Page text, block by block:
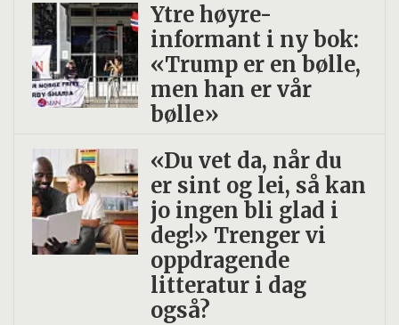
Ytre høyre-
informant i ny bok:
«Trump er en bølle,
men han er vår
bølle»
«Du vet da, når du
er sint og lei, så kan
jo ingen bli glad i
deg!» Trenger vi
oppdragende
litteratur i dag
også?